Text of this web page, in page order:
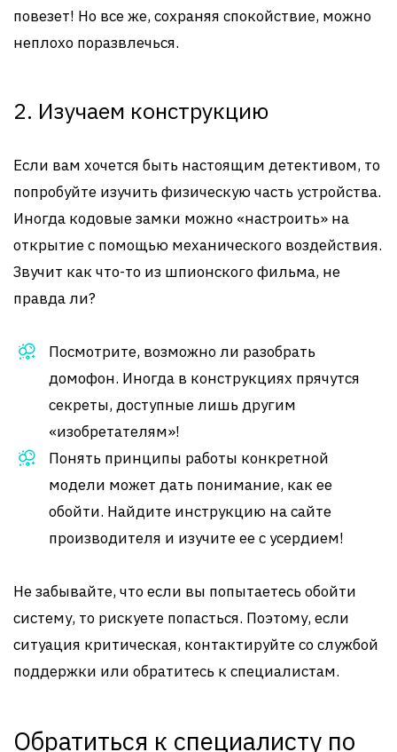
повезет! Но все же, сохраняя спокойствие, можно
неплохо поразвлечься.
2. Изучаем конструкцию
Если вам хочется быть настоящим детективом, то
попробуйте изучить физическую часть устройства.
Иногда кодовые замки можно «настроить» на
открытие с помощью механического воздействия.
Звучит как что-то из шпионского фильма, не
правда ли?
Посмотрите, возможно ли разобрать
домофон. Иногда в конструкциях прячутся
секреты, доступные лишь другим
«изобретателям»!
Понять принципы работы конкретной
модели может дать понимание, как ее
обойти. Найдите инструкцию на сайте
производителя и изучите ее с усердием!
Не забывайте, что если вы попытаетесь обойти
систему, то рискуете попасться. Поэтому, если
ситуация критическая, контактируйте со службой
поддержки или обратитесь к специалистам.
Обратиться к специалисту по